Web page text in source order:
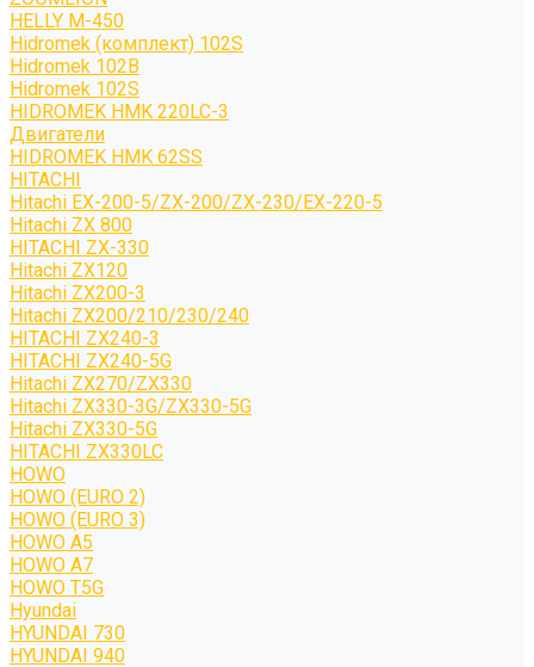
HELLY M-450
Hidromek (комплект) 102S
Hidromek 102B
Hidromek 102S
HIDROMEK HMK 220LC-3
Двигатели
HIDROMEK HMK 62SS
HITACHI
Hitachi EX-200-5/ZX-200/ZX-230/EX-220-5
Hitachi ZX 800
HITACHI ZX-330
Hitachi ZX120
Hitachi ZX200-3
Hitachi ZX200/210/230/240
HITACHI ZX240-3
HITACHI ZX240-5G
Hitachi ZX270/ZX330
Hitachi ZX330-3G/ZX330-5G
Hitachi ZX330-5G
HITACHI ZX330LC
HOWO
HOWO (EURO 2)
HOWO (EURO 3)
HOWO A5
HOWO A7
HOWO T5G
Hyundai
HYUNDAI 730
HYUNDAI 940